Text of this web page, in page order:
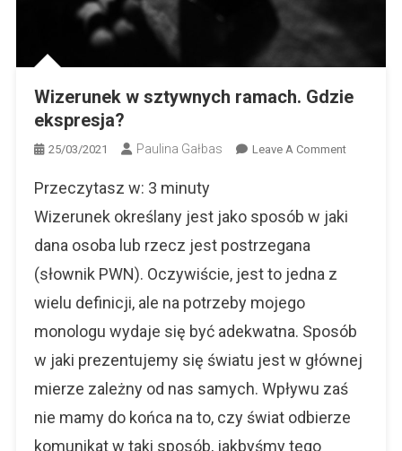
Wizerunek w sztywnych ramach. Gdzie
ekspresja?
25/03/2021 Paulina Gałbas Leave A CommentOn
Sztywnych
Przeczytasz w: 3 minuty
Wizerunek określany jest jako sposób w jaki
dana osoba lub rzecz jest postrzegana
(słownik PWN). Oczywiście, jest to jedna z
wielu definicji, ale na potrzeby mojego
monologu wydaje się być adekwatna. Sposób
w jaki prezentujemy się światu jest w głównej
mierze zależny od nas samych. Wpływu zaś
nie mamy do końca na to, czy świat odbierze
komunikat w taki sposób, jakbyśmy tego